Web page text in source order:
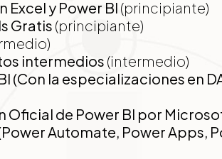
Excel y Power BI (principiante)
Gratis (principiante)
intermedios(intermedio)
(Con la especializaciones en
Oficial de Power BI por
Automate, Power Apps,